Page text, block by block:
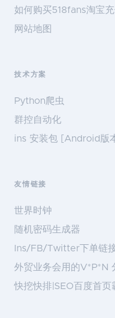
如何购买518fans淘宝
网站地图
技术方案
Python爬虫
群控自动化
ins 安装包 [Android版
友情链接
世界时钟
随机密码生成器
Ins/FB/Twitter下单链
外贸业务会用的V*P*N
快挖快排|SEO百度首页